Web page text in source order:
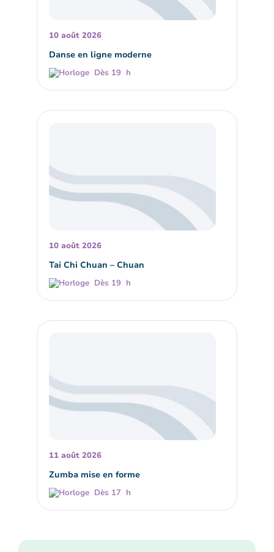
10 août 2026
Danse en ligne moderne
Dès 19 h
10 août 2026
Tai Chi Chuan – Chuan
Dès 19 h
11 août 2026
Zumba mise en forme
Dès 17 h